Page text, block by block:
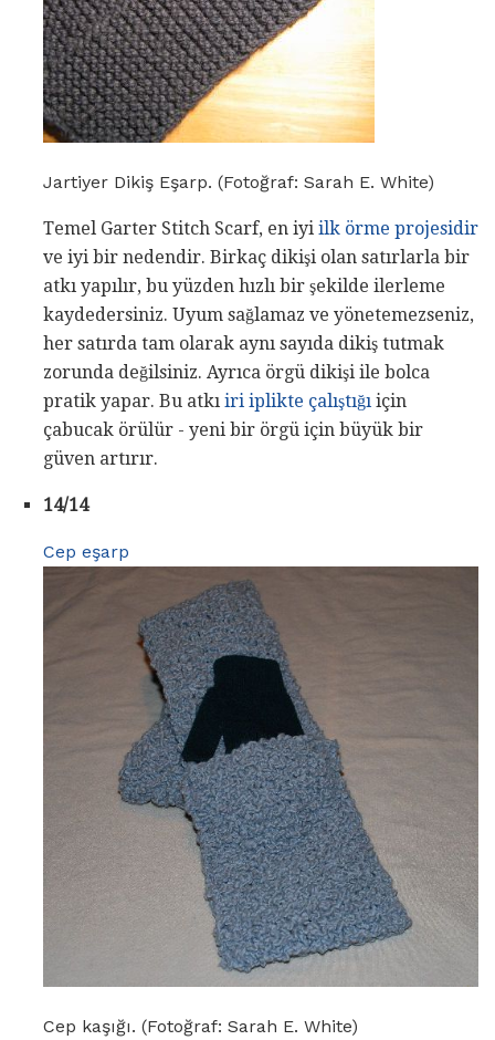
Jartiyer Dikiş Eşarp. (Fotoğraf: Sarah E. White)
Temel Garter Stitch Scarf, en iyi ilk örme projesidir
ve iyi bir nedendir. Birkaç dikişi olan satırlarla bir
atkı yapılır, bu yüzden hızlı bir şekilde ilerleme
kaydedersiniz. Uyum sağlamaz ve yönetemezseniz,
her satırda tam olarak aynı sayıda dikiş tutmak
zorunda değilsiniz. Ayrıca örgü dikişi ile bolca
pratik yapar. Bu atkı iri iplikte çalıştığı için
çabucak örülür - yeni bir örgü için büyük bir
güven artırır.
14/14
Cep eşarp
Cep kaşığı. (Fotoğraf: Sarah E. White)